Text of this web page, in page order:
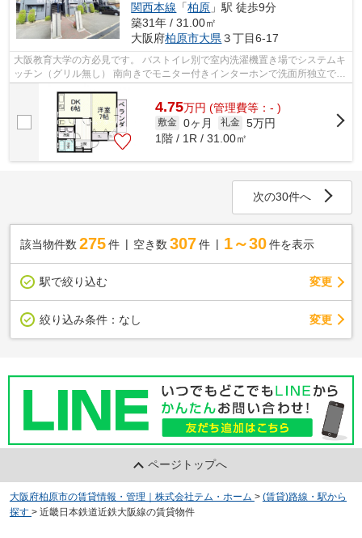
関西本線 「柏原 」駅 徒歩9分
築31年 / 31.00㎡
大阪府柏原市大県 ３丁目6-17
大阪教育大学の方必見です。 バストイレ別で室内洗濯機置き場でシステムキ
ッチン（グリル無し） 南向きでモニター付きインターホンで洗面所独立で洗
4.75万円 (管理費等：- )
敷金 0ヶ月 礼金 5万円
1階 / 1R / 31.00㎡
次の30件へ
該当物件数 275件 空き数 307 件 1～30 件を表示
駅で絞り込む 変更
絞り込み条件： なし 変更
ページトップへ
大阪府柏原市の賃貸情報・管理｜株式会社テム・ホーム > (賃貸)路線・駅から
探す > 近畿日本鉄道近鉄大阪線の賃貸物件